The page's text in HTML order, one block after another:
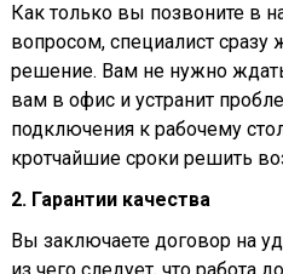
Как только вы позвоните в
вопросом, специалист сразу
решение. Вам не нужно
вам в офис и устранит
подключения к рабочему
кротчайшие сроки решить
2. Гарантии качества
Вы заключаете договор на